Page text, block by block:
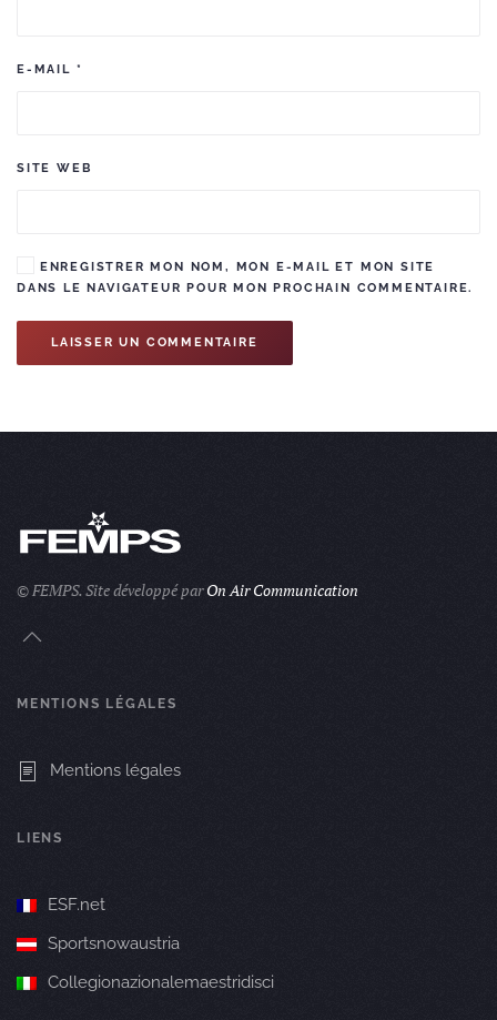
E-MAIL *
SITE WEB
ENREGISTRER MON NOM, MON E-MAIL ET MON SITE
DANS LE NAVIGATEUR POUR MON PROCHAIN COMMENTAIRE.
LAISSER UN COMMENTAIRE
© FEMPS.Site développé parOn Air Communication
MENTIONS LÉGALES
Mentions légales
LIENS
ESF.net
Sportsnowaustria
Collegionazionalemaestridisci